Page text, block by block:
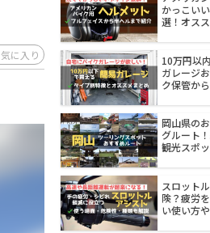
に入り
かっこい
選！オス
10万円以
ガレージ
ク保管か
岡山県の
グルート
観光スポ
スロット
険？疲労
い使い方